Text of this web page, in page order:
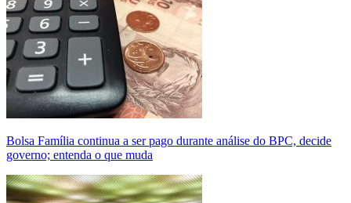
Bolsa Família continua a ser pago durante análise do BPC, decide
governo; entenda o que muda